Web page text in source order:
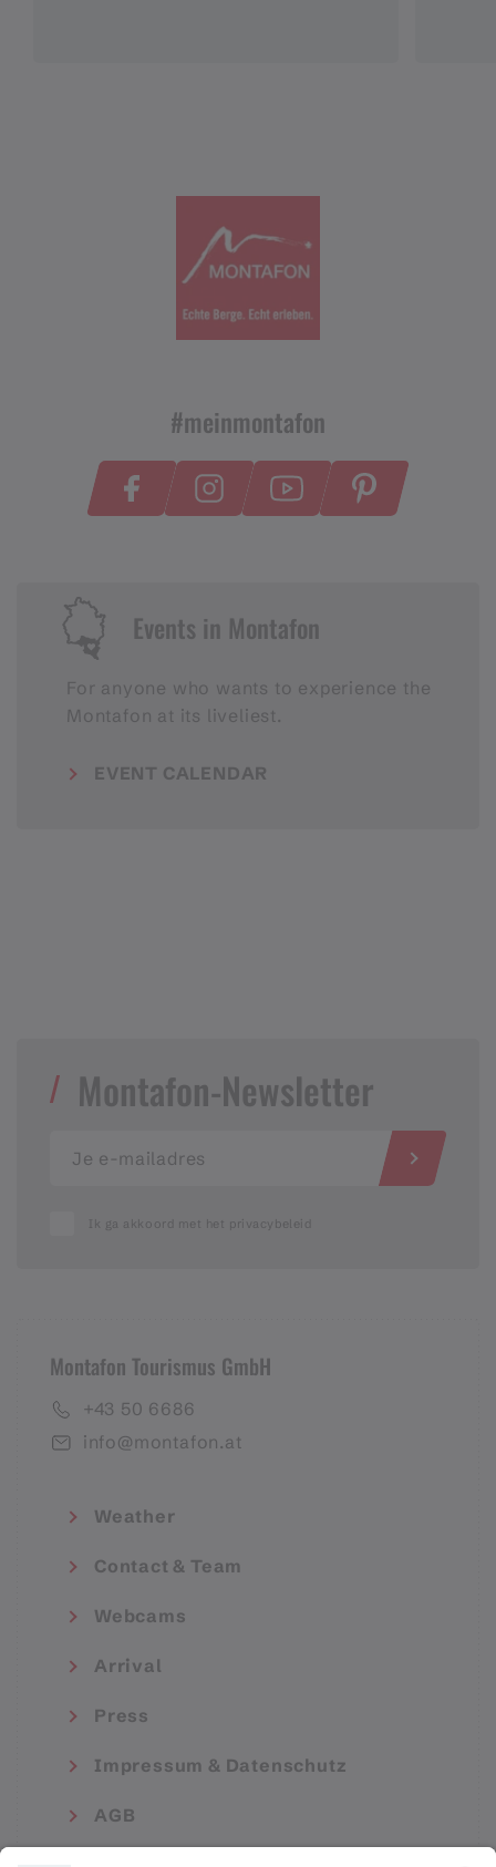
#meinmontafon
Events in Montafon
For anyone who wants to experience the
Montafon at its liveliest.
EVENT CALENDAR
Montafon-Newsletter
Ik ga akkoord met het privacybeleid
Montafon Tourismus GmbH
+43 50 6686
info@montafon.at
Weather
Contact & Team
Webcams
Arrival
Press
Impressum & Datenschutz
AGB